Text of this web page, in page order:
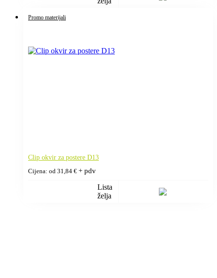
Promo materijali
Clip okvir za postere D13
Cijena: od 31,84 € + pdv
Lista
želja